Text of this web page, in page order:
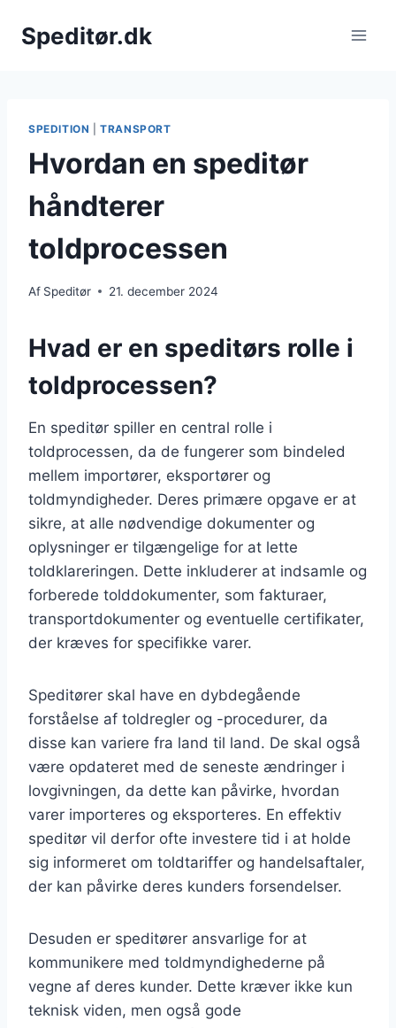
Speditør.dk
SPEDITION |TRANSPORT
Hvordan en speditør
håndterer
toldprocessen
Af Speditør 21. december 2024
Hvad er en speditørs rolle i
toldprocessen?
En speditør spiller en central rolle i
toldprocessen, da de fungerer som bindeled
mellem importører, eksportører og
toldmyndigheder. Deres primære opgave er at
sikre, at alle nødvendige dokumenter og
oplysninger er tilgængelige for at lette
toldklareringen. Dette inkluderer at indsamle og
forberede tolddokumenter, som fakturaer,
transportdokumenter og eventuelle certifikater,
der kræves for specifikke varer.
Speditører skal have en dybdegående
forståelse af toldregler og -procedurer, da
disse kan variere fra land til land. De skal også
være opdateret med de seneste ændringer i
lovgivningen, da dette kan påvirke, hvordan
varer importeres og eksporteres. En effektiv
speditør vil derfor ofte investere tid i at holde
sig informeret om toldtariffer og handelsaftaler,
der kan påvirke deres kunders forsendelser.
Desuden er speditører ansvarlige for at
kommunikere med toldmyndighederne på
vegne af deres kunder. Dette kræver ikke kun
teknisk viden, men også gode